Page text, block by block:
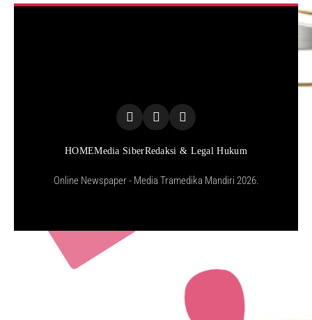
HOMEMedia SiberRedaksi & Legal Hukum
Online Newspaper - Media Tramedika Mandiri 2026.